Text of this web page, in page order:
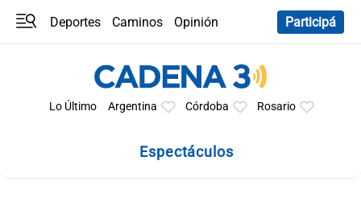
Deportes Caminos
Opinión
Participá
Lo Último Argentina Córdoba Rosario
Espectáculos